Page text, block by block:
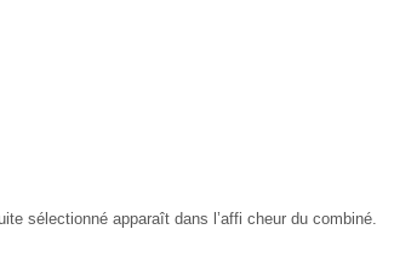
sélectionné apparaît dans l’affi cheur du combiné.